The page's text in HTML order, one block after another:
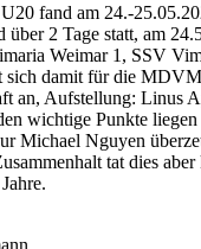
fand am 24.-
2 Tage statt, am
Weimar 1, SSV
sich damit für die
an, Aufstellung: Linus
wichtige Punkte
Michael Nguyen
tat dies